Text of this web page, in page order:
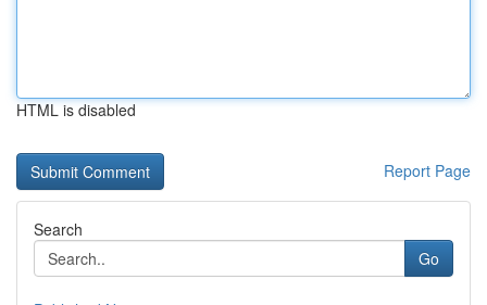
HTML is disabled
Report Page
Search
Go